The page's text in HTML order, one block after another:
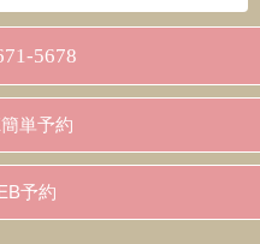
5678
単予約
予約